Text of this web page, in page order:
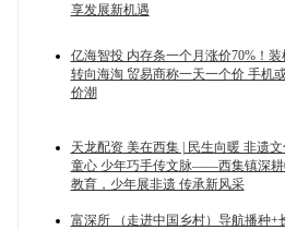
享发展新机遇
亿海智投 内存条一个月涨价70%！装
转向海淘 贸易商称一天一个价 手机
价潮
天龙配资 美在西集 | 民生向暖 非遗文
童心 少年巧手传文脉——西集镇深耕
教育，少年展非遗 传承新风采
富深所 （走进中国乡村）导航播种+